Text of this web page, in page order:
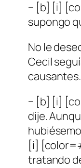
− [b] [i]
supongo
No le
Cecil
causantes.
− [b] [i]
dije.
[i]
tratando